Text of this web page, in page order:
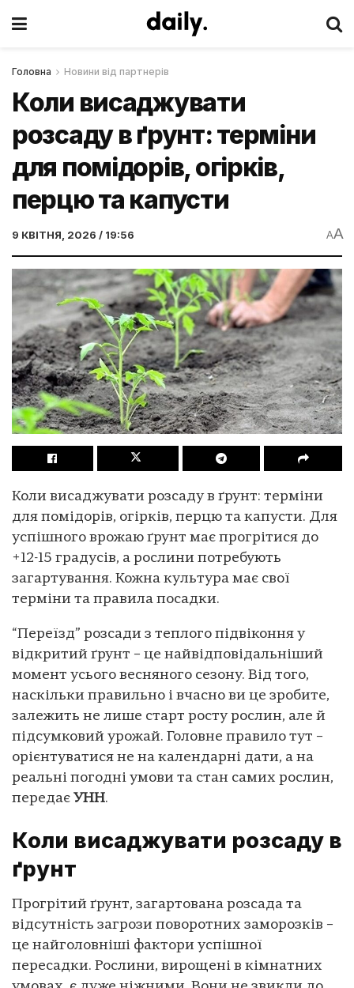
Головна Новини від партнерів
Коли висаджувати
розсаду в ґрунт: терміни
для помідорів, огірків,
перцю та капусти
9 КВІТНЯ, 2026 / 19:56 AA
Коли висаджувати розсаду в ґрунт: терміни
для помідорів, огірків, перцю та капусти. Для
успішного врожаю ґрунт має прогрітися до
+12-15 градусів, а рослини потребують
загартування. Кожна культура має свої
терміни та правила посадки.
“Переїзд” розсади з теплого підвіконня у
відкритий ґрунт – це найвідповідальніший
момент усього весняного сезону. Від того,
наскільки правильно і вчасно ви це зробите,
залежить не лише старт росту рослин, але й
підсумковий урожай. Головне правило тут –
орієнтуватися не на календарні дати, а на
реальні погодні умови та стан самих рослин,
передає УНН.
Коли висаджувати розсаду в
ґрунт
Прогрітий ґрунт, загартована розсада та
відсутність загрози поворотних заморозків –
це найголовніші фактори успішної
пересадки. Рослини, вирощені в кімнатних